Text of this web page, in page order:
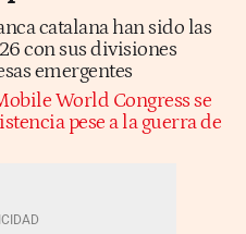
catalana han sido las
con sus divisiones
emergentes
World Congress se
pese a la guerra de